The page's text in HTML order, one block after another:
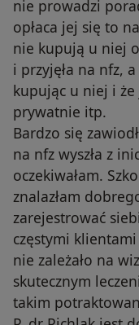
nie prowadzi
opłaca jej się to
nie kupują u niej
i przyjęła na nfz,
kupując u niej i
prywatnie itp.
Bardzo się
na nfz wyszła z
oczekiwałam.
znalazłam
zarejestrować
częstymi
nie zależało na
skutecznym
takim